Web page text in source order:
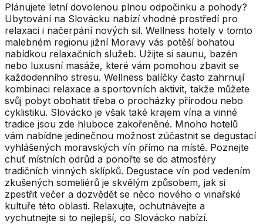
Plánujete letní dovolenou plnou odpočinku a pohody?
Ubytování na Slovácku nabízí vhodné prostředí pro
relaxaci i načerpání nových sil. Wellness hotely v tomto
malebném regionu jižní Moravy vás potěší bohatou
nabídkou relaxačních služeb. Užijte si saunu, bazén
nebo luxusní masáže, které vám pomohou zbavit se
každodenního stresu. Wellness balíčky často zahrnují
kombinaci relaxace a sportovních aktivit, takže můžete
svůj pobyt obohatit třeba o procházky přírodou nebo
cyklistiku. Slovácko je však také krajem vína a vinné
tradice jsou zde hluboce zakořeněné. Mnoho hotelů
vám nabídne jedinečnou možnost zúčastnit se degustací
vyhlášených moravských vín přímo na místě. Poznejte
chuť místních odrůd a ponořte se do atmosféry
tradičních vinných sklípků. Degustace vín pod vedením
zkušených someliérů je skvělým způsobem, jak si
zpestřit večer a dozvědět se něco nového o vinařské
kultuře této oblasti. Relaxujte, ochutnávejte a
vychutnejte si to nejlepší, co Slovácko nabízí.